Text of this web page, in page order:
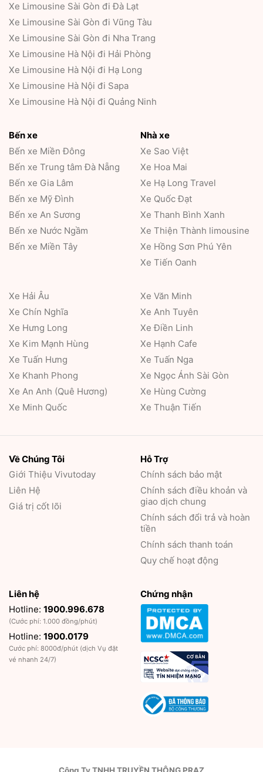
Xe Limousine Sài Gòn đi Đà Lạt
Xe Limousine Sài Gòn đi Vũng Tàu
Xe Limousine Sài Gòn đi Nha Trang
Xe Limousine Hà Nội đi Hải Phòng
Xe Limousine Hà Nội đi Hạ Long
Xe Limousine Hà Nội đi Sapa
Xe Limousine Hà Nội đi Quảng Ninh
Bến xe
Bến xe Miền Đông
Bến xe Trung tâm Đà Nẵng
Bến xe Gia Lâm
Bến xe Mỹ Đình
Bến xe An Sương
Bến xe Nước Ngầm
Bến xe Miền Tây
Nhà xe
Xe Sao Việt
Xe Hoa Mai
Xe Hạ Long Travel
Xe Quốc Đạt
Xe Thanh Bình Xanh
Xe Thiện Thành limousine
Xe Hồng Sơn Phú Yên
Xe Tiến Oanh
Xe Hải Âu
Xe Chín Nghĩa
Xe Hưng Long
Xe Kim Mạnh Hùng
Xe Tuấn Hưng
Xe Khanh Phong
Xe An Anh (Quê Hương)
Xe Minh Quốc
Xe Văn Minh
Xe Anh Tuyên
Xe Điền Linh
Xe Hạnh Cafe
Xe Tuấn Nga
Xe Ngọc Ánh Sài Gòn
Xe Hùng Cường
Xe Thuận Tiến
Về Chúng Tôi
Giới Thiệu Vivutoday
Liên Hệ
Giá trị cốt lõi
Hỗ Trợ
Chính sách bảo mật
Chính sách điều khoản và
giao dịch chung
Chính sách đổi trả và hoàn
tiền
Chính sách thanh toán
Quy chế hoạt động
Liên hệ
Hotline: 1900.996.678
(Cước phí: 1.000 đồng/phút)
Hotline: 1900.0179
Cước phí: 8000đ/phút (dịch Vụ đặt
vé nhanh 24/7)
Chứng nhận